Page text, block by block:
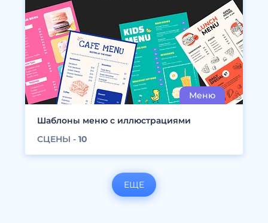
Шаблоны меню с иллюстрациями
СЦЕНЫ - 10
ЕЩЕ